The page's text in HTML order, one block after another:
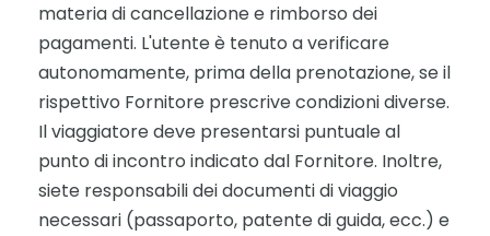
materia di cancellazione e rimborso dei
pagamenti. L'utente è tenuto a verificare
autonomamente, prima della prenotazione, se il
rispettivo Fornitore prescrive condizioni diverse.
Il viaggiatore deve presentarsi puntuale al
punto di incontro indicato dal Fornitore. Inoltre,
siete responsabili dei documenti di viaggio
necessari (passaporto, patente di guida, ecc.) e